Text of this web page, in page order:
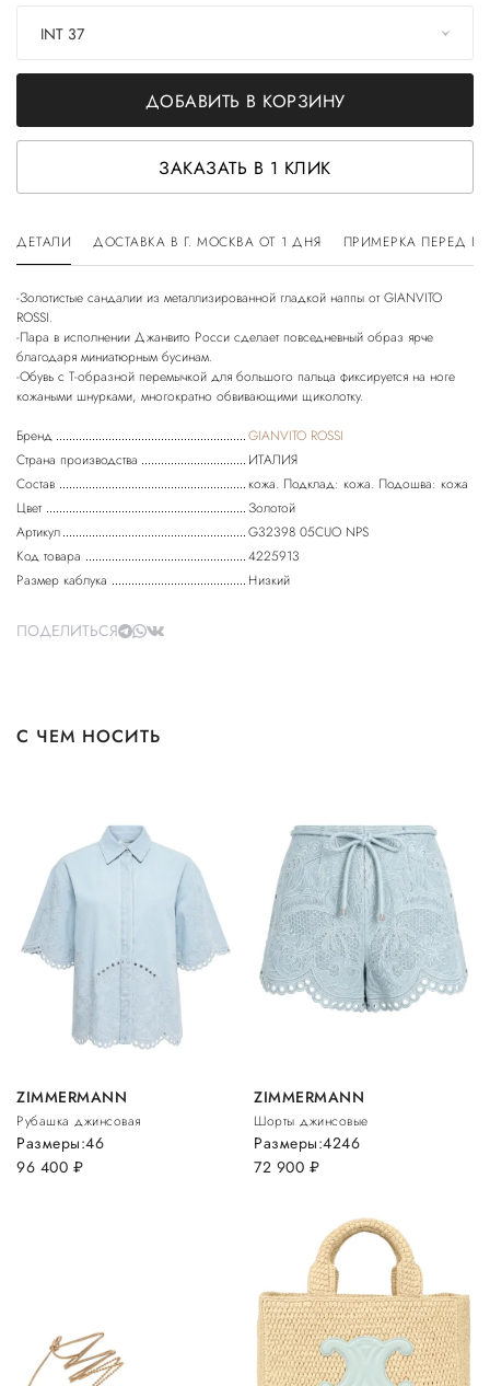
INT 37
ДОБАВИТЬ В КОРЗИНУ
ЗАКАЗАТЬ В 1 КЛИК
ДЕТАЛИ ДОСТАВКА В Г. МОСКВА ОТ 1 ДНЯ ПРИМЕРКА ПЕРЕД
-Золотистые сандалии из металлизированной гладкой наппы от GIANVITO
ROSSI.
-Пара в исполнении Джанвито Росси сделает повседневный образ ярче
благодаря миниатюрным бусинам.
-Обувь с T-образной перемычкой для большого пальца фиксируется на ноге
Бренд
GIANVITO ROSSI
Страна производства
ИТАЛИЯ
Состав
кожа. Подклад: кожа. Подошва: кожа
Цвет
Золотой
Артикул
G32398 05CUO NPS
Код товара
4225913
Размер каблука
Низкий
ПОДЕЛИТЬСЯ
С ЧЕМ НОСИТЬ
ZIMMERMANN
Рубашка джинсовая
96 400 руб.
Размеры:46
ZIMMERMANN
Шорты джинсовые
72 900 руб.
Размеры:4246